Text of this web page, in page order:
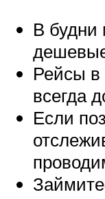
В будни
Рейсы в
всегда
Если